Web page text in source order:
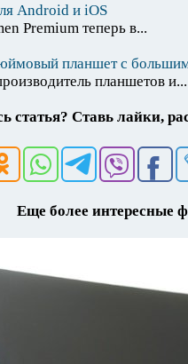
Android и iOS
Premium теперь в...
планшет с
планшетов и...
статья? Ставь лайки,
Еще более интересные